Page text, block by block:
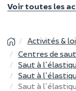
Voir toutes les
Activités &
Centres de
Saut à
Saut à
Saut à